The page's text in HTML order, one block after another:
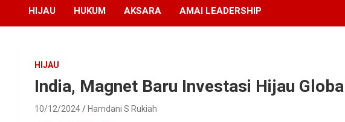
HIJAU HUKUM AKSARA AMAI LEADERSHIP
HIJAU
India, Magnet Baru Investasi Hijau Global
10/12/2024 Hamdani S Rukiah